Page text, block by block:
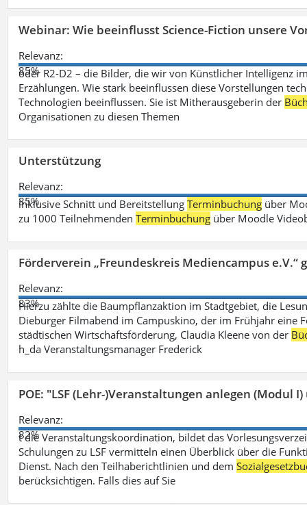
Webinar: Wie beeinflusst Science-Fiction unsere
Relevanz:
85%
oder R2-D2 – die Bilder, die wir von Künstlicher Intelligenz
Erzählungen. Wie stark beeinflussen diese Vorstellungen
Technologien beeinflussen. Sie ist Mitherausgeberin der
Organisationen zu diesen Themen
Unterstützung
Relevanz:
85%
inklusive Schnitt und BereitstellungTerminbuchung über
zu 1000 TeilnehmendenTerminbuchung über Moodle
Förderverein „Freundeskreis Mediencampus e.V.“
Relevanz:
83%
Hierzu zählte die Baumpflanzaktion im Stadtgebiet, die
Dieburger Filmabend im Campuskino, der im Frühjahr eine
städtischen Wirtschaftsförderung, Claudia Kleene von der
h_da Veranstaltungsmanager Frederick
POE: "LSF (Lehr-)Veranstaltungen anlegen (Modul
Relevanz:
82%
t die Veranstaltungskoordination, bildet das
Schulungen zu LSF vermitteln einen Überblick über die
Dienst. Nach den Teilhaberichtlinien und dem
berücksichtigen. Falls dies auf Sie